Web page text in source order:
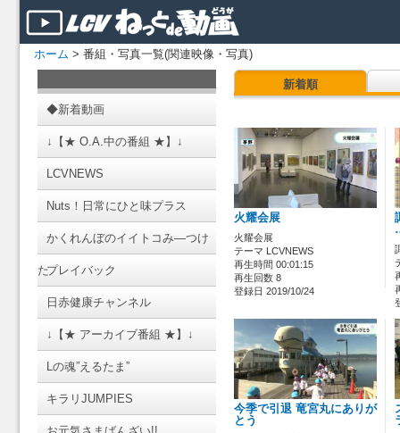
ホーム > 番組・写真一覧(関連映像・写真)
◆新着動画
↓【★ O.A.中の番組 ★】↓
LCVNEWS
Nuts！日常にひと味プラス
かくれんぼのイイトコみ―つけ
たプレイバック
日赤健康チャンネル
↓【★ アーカイブ番組 ★】↓
Lの魂”えるたま”
キラリJUMPIES
新着順
火耀会展
火耀会展
テーマ LCVNEWS
再生時間 00:01:15
再生回数 8
登録日 2019/10/24
今季で引退 竜宮丸にありが
とう